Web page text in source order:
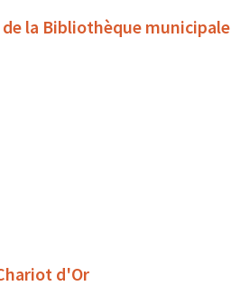
la Bibliothèque municipale
d'Or